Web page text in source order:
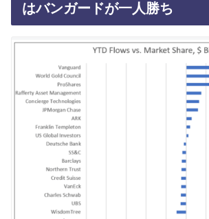
はバンガードが一人勝ち